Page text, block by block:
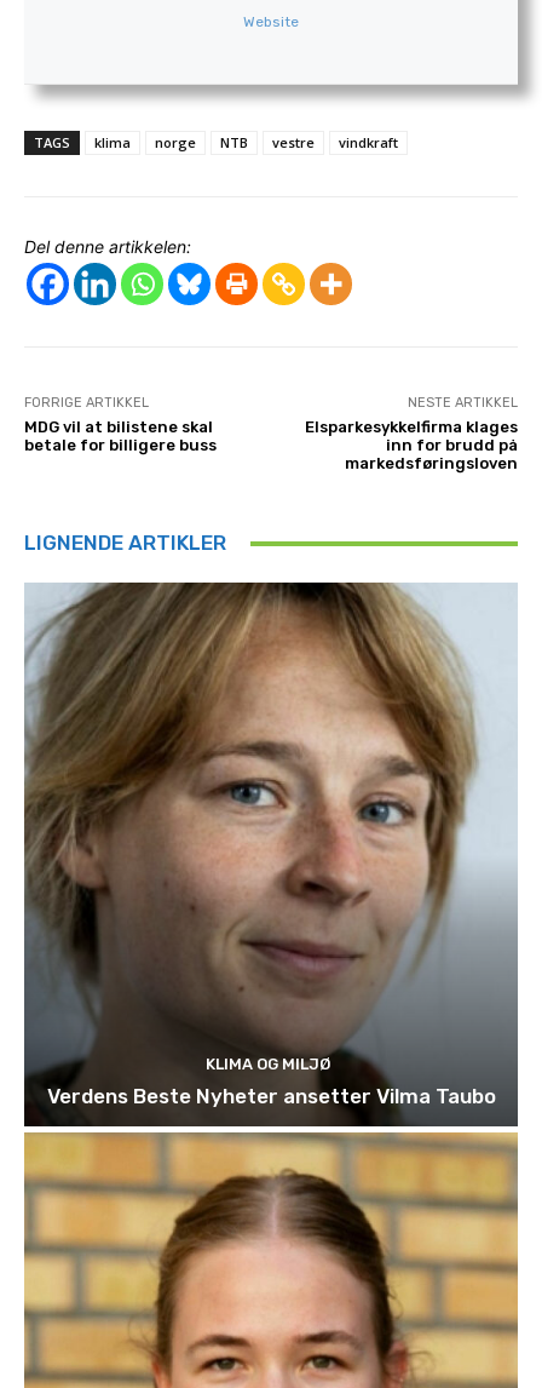
Website
TAGS klima norge NTB vestre vindkraft
Del denne artikkelen:
FORRIGE ARTIKKEL
MDG vil at bilistene skal
betale for billigere buss
NESTE ARTIKKEL
Elsparkesykkelfirma klages
inn for brudd på
markedsføringsloven
LIGNENDE ARTIKLER
KLIMA OG MILJØ
Verdens Beste Nyheter ansetter Vilma Taubo